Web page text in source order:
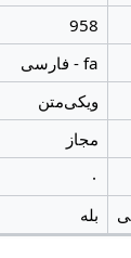
958
fa - فارسی
ویکی‌متن
مجاز
۰
بله